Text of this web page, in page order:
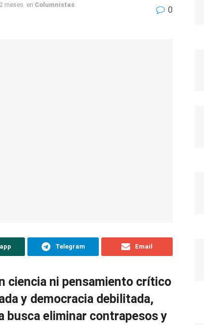
meses en Columnistas
0
Telegram Email
ciencia ni pensamiento crítico
y democracia debilitada,
busca eliminar contrapesos y